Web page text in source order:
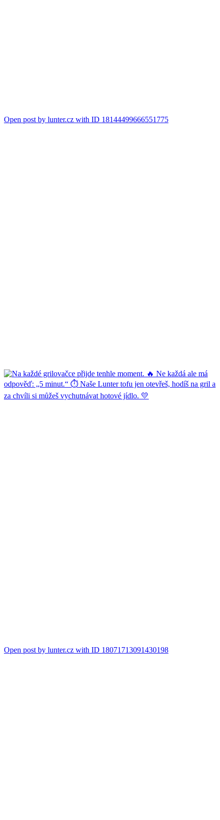
Open post by lunter.cz with ID 18144499666551775
Open post by lunter.cz with ID 18071713091430198